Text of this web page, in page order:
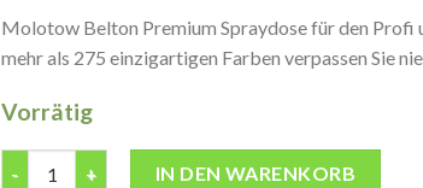
Molotow Belton Premium Spraydose für den
mehr als 275 einzigartigen Farben verpassen Sie
Vorrätig
IN DEN WARENKORB